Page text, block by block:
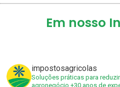
Em nosso
impostosagricolas
Soluções práticas para
agronegócio +30 anos de